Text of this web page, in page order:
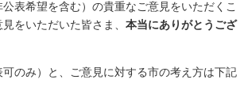
公表希望を含む）の貴重なご意見をいただくこ
をいただいた皆さま、 本当にありがとうござ
のみ）と、ご意見に対する市の考え方は下記